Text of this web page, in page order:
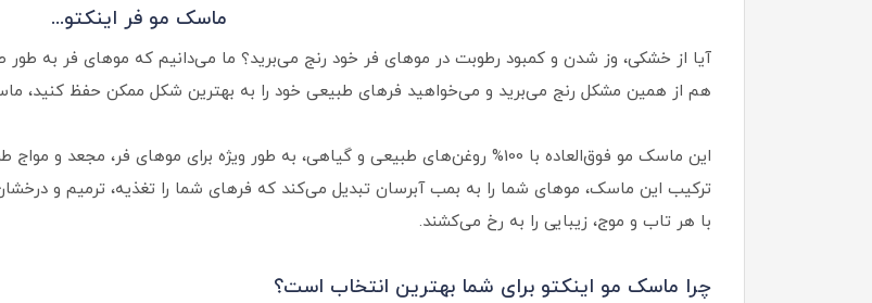
ماسک مو فر اینکتو...
آیا از خشکی، وز شدن و کمبود رطوبت در موهای فر خود رنج می‌برید؟ ما می‌دانیم که موهای فر به
هم از همین مشکل رنج می‌برید و می‌خواهید فرهای طبیعی خود را به بهترین شکل ممکن حفظ کنید،
این ماسک مو فوق‌العاده با 100% روغن‌های طبیعی و گیاهی، به طور ویژه برای موهای
ترکیب این ماسک، موهای شما را به بمب آبرسان تبدیل می‌کند که فرهای شما را تغذیه، ترمیم و
با هر تاب و موج، زیبایی را به رخ می‌کشند.
چرا ماسک مو اینکتو برای شما بهترین انتخاب است؟